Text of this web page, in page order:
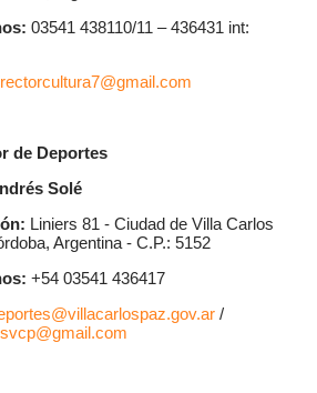
03541 438110/11 – 436431 int:
de Deportes
Solé
Liniers 81 - Ciudad de Villa Carlos
Argentina - C.P.: 5152
+54 03541 436417
/